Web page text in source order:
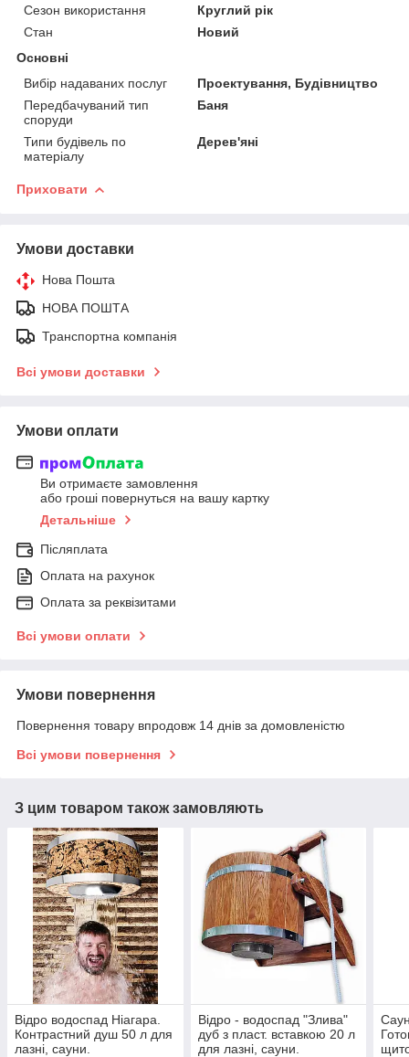
Сезон використання
Круглий рік
Стан
Новий
Основні
Вибір надаваних послуг
Проектування, Будівництво
Передбачуваний тип
споруди
Баня
Типи будівель по
матеріалу
Дерев'яні
Приховати
Умови доставки
Нова Пошта
НОВА ПОШТА
Транспортна компанія
Всі умови доставки
Умови оплати
Ви отримаєте замовлення
або гроші повернуться на вашу картку
Детальніше
Післяплата
Оплата на рахунок
Оплата за реквізитами
Всі умови оплати
Умови повернення
Повернення товару впродовж 14 днів за домовленістю
Всі умови повернення
З цим товаром також замовляють
Відро водоспад Ніагара.
Контрастний душ 50 л для
лазні, сауни.
Відро - водоспад "Злива"
дуб з пласт. вставкою 20 л
для лазні, сауни.